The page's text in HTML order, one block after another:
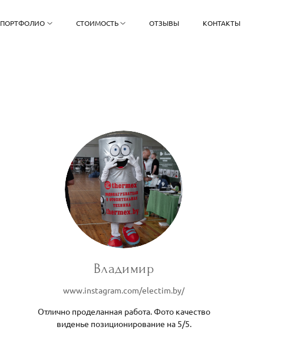
ПОРТФОЛИО СТОИМОСТЬ ОТЗЫВЫ КОНТАКТЫ
Владимир
www.instagram.com/electim.by/
Отлично проделанная работа. Фото качество
виденье позиционирование на 5/5.